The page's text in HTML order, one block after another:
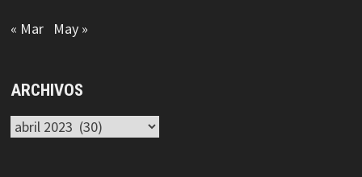
« Mar May »
ARCHIVOS
Archivos